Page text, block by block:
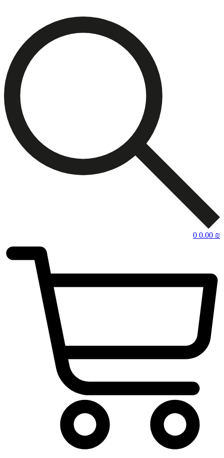
0.00 ₪
0